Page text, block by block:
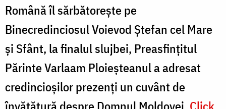
Română îl sărbătorește pe
Binecredinciosul Voievod Ștefan cel Mare
și Sfânt, la finalul slujbei, Preasfințitul
Părinte Varlaam Ploieșteanul a adresat
credincioșilor prezenți un cuvânt de